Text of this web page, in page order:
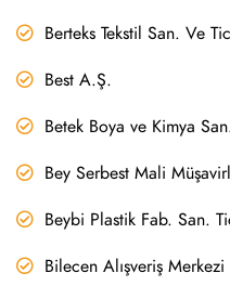
Berteks Tekstil San. Ve
Best A.Ş.
Betek Boya ve Kimya
Bey Serbest Mali
Beybi Plastik Fab. San.
Bilecen Alışveriş Merkezi